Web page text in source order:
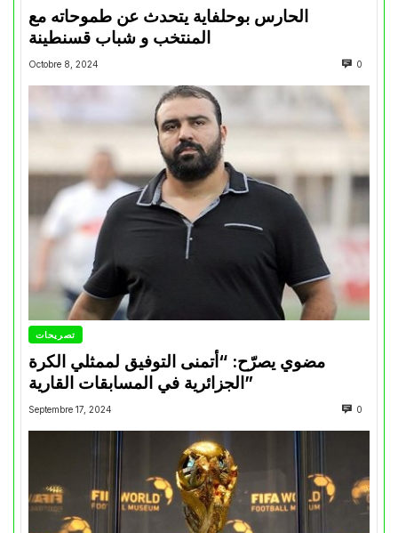
الحارس بوحلفاية يتحدث عن طموحاته مع
المنتخب و شباب قسنطينة
Octobre 8, 2024 0
تصريحات
مضوي يصرّح: “أتمنى التوفيق لممثلي الكرة
الجزائرية في المسابقات القارية”
Septembre 17, 2024 0